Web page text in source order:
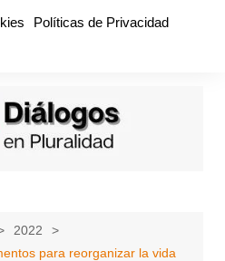
Políticas de Privacidad
2022
para reorganizar la vida